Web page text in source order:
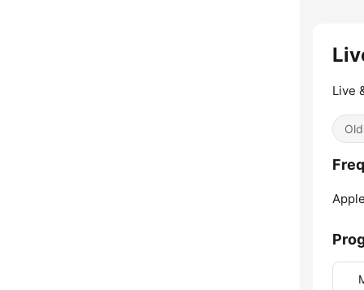
Live